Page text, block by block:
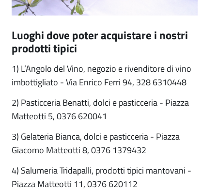
Luoghi dove poter acquistare i nostri
prodotti tipici
1) L’Angolo del Vino, negozio e rivenditore di vino
imbottigliato - Via Enrico Ferri 94, 328 6310448
2) Pasticceria Benatti, dolci e pasticceria - Piazza
Matteotti 5, 0376 620041
3) Gelateria Bianca, dolci e pasticceria - Piazza
Giacomo Matteotti 8, 0376 1379432
4) Salumeria Tridapalli, prodotti tipici mantovani -
Piazza Matteotti 11, 0376 620112